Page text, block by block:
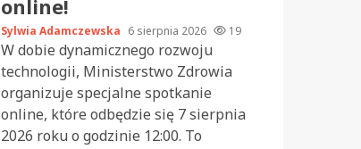
online!
Sylwia Adamczewska 6 sierpnia 2026 19
W dobie dynamicznego rozwoju
technologii, Ministerstwo Zdrowia
organizuje specjalne spotkanie
online, które odbędzie się 7 sierpnia
2026 roku o godzinie 12:00. To